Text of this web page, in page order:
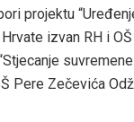
projektu
izvan RH i
Pere Zečevića